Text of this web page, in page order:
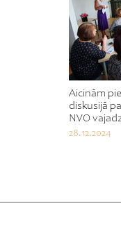
Aicinām
diskusijā
NVO
28.12.2024